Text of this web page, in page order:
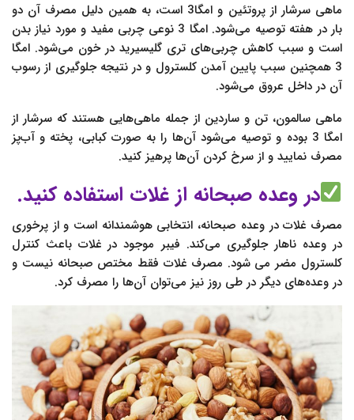
ماهی سرشار از پروتئین و امگا3 است، به همین دلیل مصرف آن دو
بار در هفته توصیه می‌شود. امگا 3 نوعی چربی مفید و مورد نیاز بدن
است و سبب کاهش چربی‌های تری گلیسیرید در خون می‌شود. امگا
3 همچنین سبب پایین آمدن کلسترول و در نتیجه جلوگیری از رسوب
آن در داخل عروق می‌شود.
ماهی سالمون، تن و ساردین از جمله ماهی‌هایی هستند که سرشار از
امگا 3 بوده و توصیه می‌شود آن‌ها را به صورت کبابی، پخته و آب‌پز
مصرف نمایید و از سرخ کردن آن‌ها پرهیز کنید.
در وعده صبحانه از غلات استفاده کنید.
مصرف غلات در وعده صبحانه، انتخابی هوشمندانه است و از پرخوری
در وعده ناهار جلوگیری می‌کند. فیبر موجود در غلات باعث کنترل
کلسترول مضر می‌ شود. مصرف غلات فقط مختص صبحانه نیست و
در وعده‌های دیگر در طی روز نیز می‌توان آن‌ها را مصرف کرد.